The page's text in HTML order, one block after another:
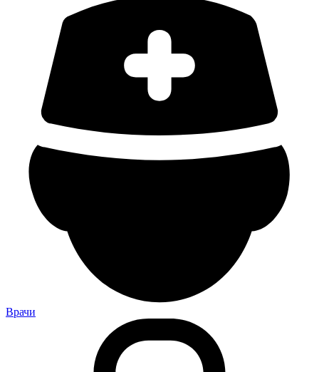
Врачи